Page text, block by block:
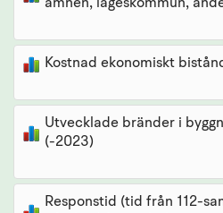
ämnen, lägeskommun,
Kostnad ekonomiskt
Utvecklade bränder i
(-2023)
Responstid (tid från 112-